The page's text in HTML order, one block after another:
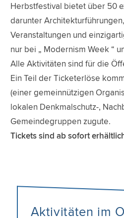
Herbstfestival bietet über 50
darunter
Veranstaltungen und
nur bei „ Modernism Week “
Alle Aktivitäten sind für die
Ein Teil der Ticketerlöse
(einer gemeinnützigen
lokalen Denkmalschutz-,
Gemeindegruppen zugute.
Tickets sind ab sofort
Aktivitäten im